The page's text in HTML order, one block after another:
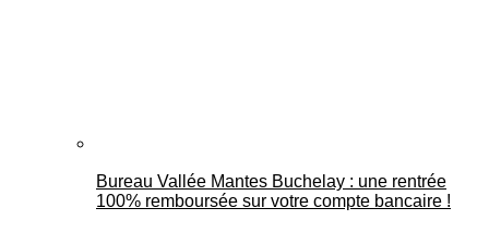
Bureau Vallée Mantes Buchelay : une rentrée
100% remboursée sur votre compte bancaire !